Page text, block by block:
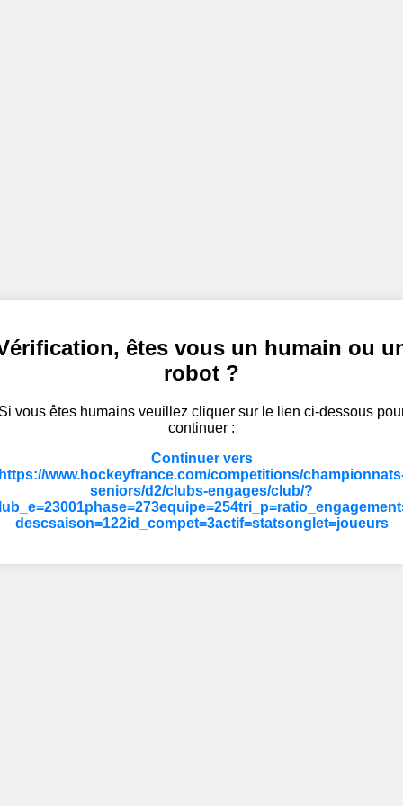
êtes vous un humain ou
robot ?
vous êtes humains veuillez cliquer sur le lien ci-dessous
continuer :
Continuer vers
www.hockeyfrance.com/competitions/
seniors/d2/clubs-engages/club/?
descsaison=122id_compet=3actif=statsonglet=joueurs